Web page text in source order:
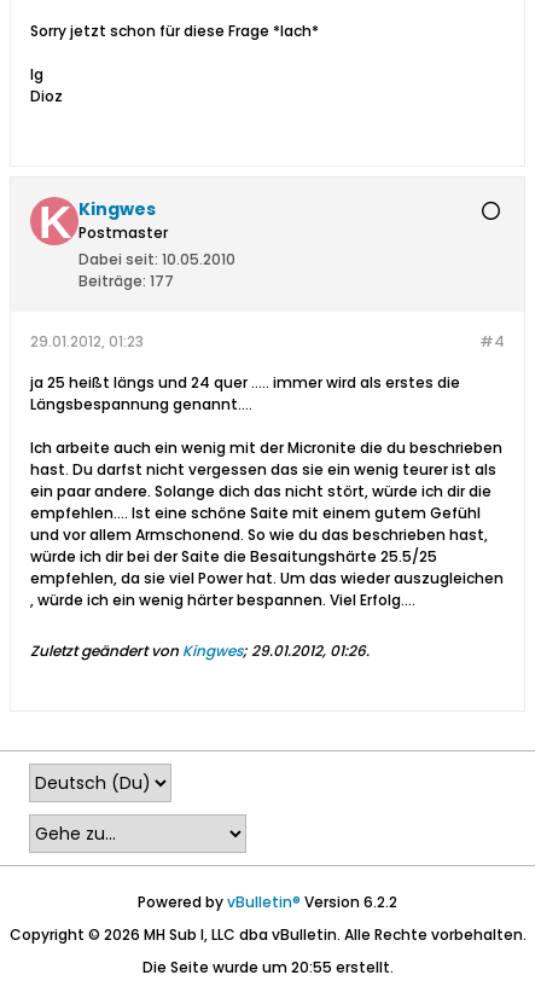
Sorry jetzt schon für diese Frage *lach*
lg
Dioz
Kingwes
Postmaster
Dabei seit: 10.05.2010
Beiträge: 177
#4
29.01.2012, 01:23
ja 25 heißt längs und 24 quer ..... immer wird als erstes die
Längsbespannung genannt....
Ich arbeite auch ein wenig mit der Micronite die du beschrieben
hast. Du darfst nicht vergessen das sie ein wenig teurer ist als
ein paar andere. Solange dich das nicht stört, würde ich dir die
empfehlen.... Ist eine schöne Saite mit einem gutem Gefühl
und vor allem Armschonend. So wie du das beschrieben hast,
würde ich dir bei der Saite die Besaitungshärte 25.5/25
empfehlen, da sie viel Power hat. Um das wieder auszugleichen
, würde ich ein wenig härter bespannen. Viel Erfolg....
Zuletzt geändert von Kingwes;29.01.2012, 01:26.
Powered byvBulletin® Version 6.2.2
Copyright © 2026 MH Sub I, LLC dba vBulletin. Alle Rechte vorbehalten.
Die Seite wurde um 20:55 erstellt.